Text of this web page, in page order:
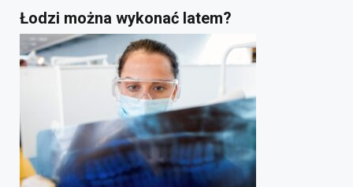
Łodzi można wykonać latem?